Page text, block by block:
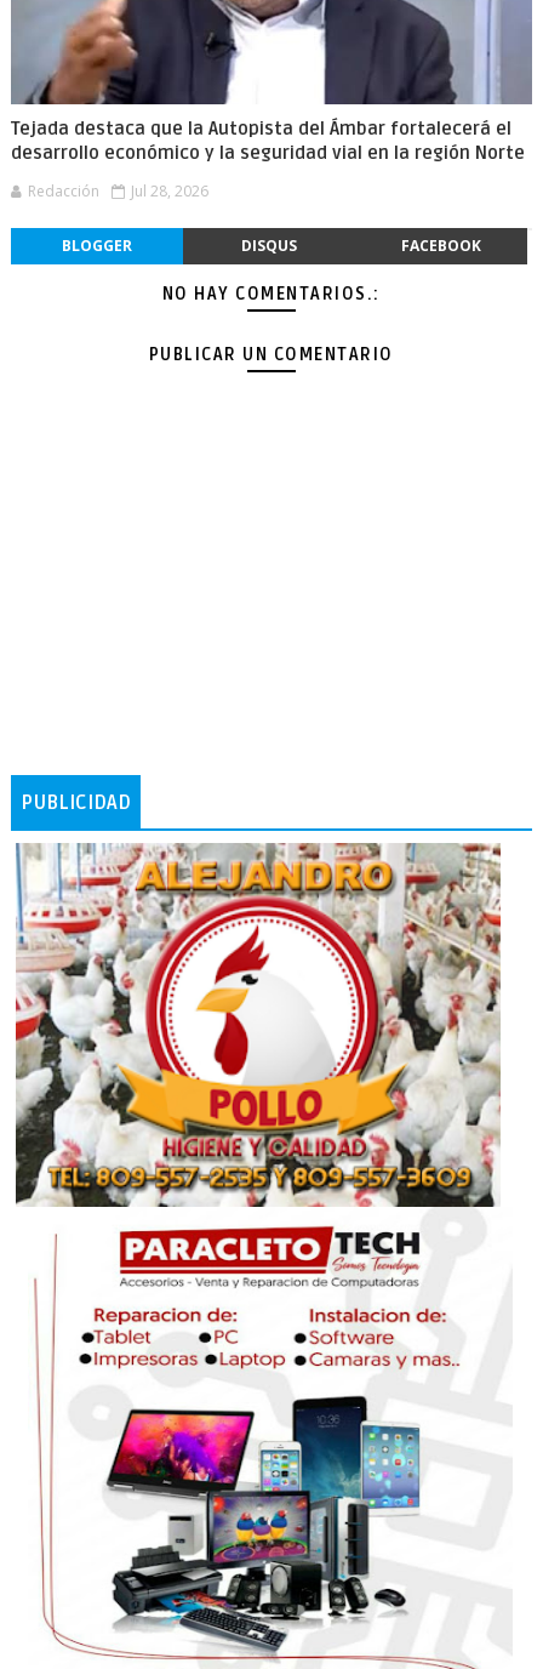
Tejada destaca que la Autopista del Ámbar fortalecerá el
desarrollo económico y la seguridad vial en la región Norte
Redacción Jul 28, 2026
BLOGGER DISQUS FACEBOOK
NO HAY COMENTARIOS.:
PUBLICAR UN COMENTARIO
PUBLICIDAD